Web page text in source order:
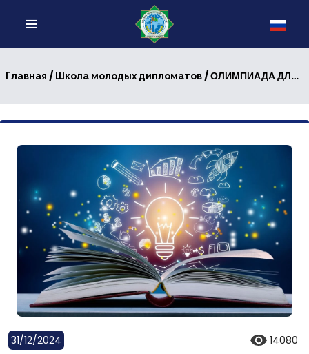
Главная / Школа молодых дипломатов/ ОЛИМПИАДА ДЛЯ ШКОЛЬНИКОВ
31/12/2024 14080